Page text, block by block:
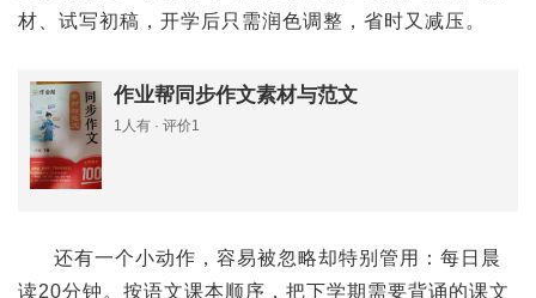
材、试写初稿，开学后只需润色调整，省时又减压。
作业帮同步作文素材与范文
1人有 · 评价1
还有一个小动作，容易被忽略却特别管用：每日晨
读20分钟。按语文课本顺序，把下学期需要背诵的课文